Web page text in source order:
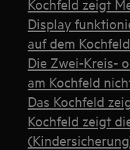
Kochfeld zeigt
Display
auf dem
Die Zwei-Kreis-
am Kochfeld
Das Kochfeld
Kochfeld zeigt